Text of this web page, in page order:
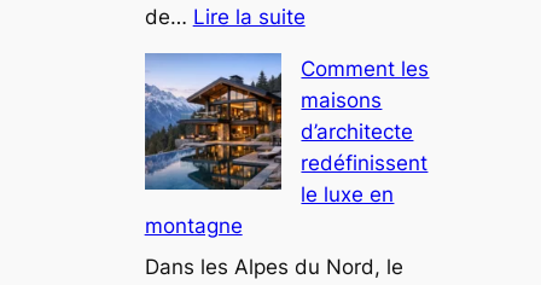
être
de… Lire la suite:
villa
troglodyte
près
du
lac
Bourget
Comment les
maisons
d’architecte
redéfinissent
le luxe en
montagne
Dans les Alpes du Nord, le